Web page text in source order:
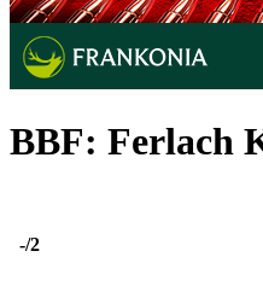
BBF: Ferlach
-/2